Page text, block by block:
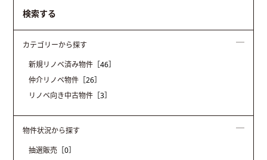
検索する
カテゴリーから探す
新規リノベ済み物件 ［46］
仲介リノベ物件 ［26］
リノベ向き中古物件 ［3］
物件状況から探す
抽選販売 ［0］